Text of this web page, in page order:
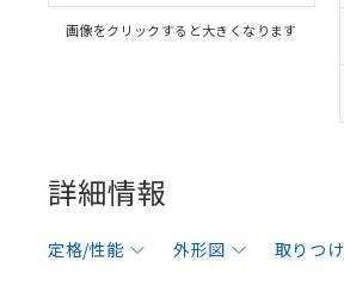
画像をクリックすると大きくなります
詳細情報
定格/性能 外形図 取りつ